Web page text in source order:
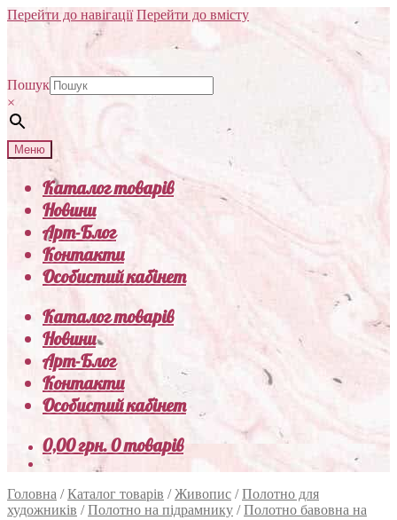
Перейти до навігації Перейти до вмісту
Пошук
×
Меню
Каталог товарів
Новини
Арт-Блог
Контакти
Особистий кабінет
Каталог товарів
Новини
Арт-Блог
Контакти
Особистий кабінет
0,00грн.0 товарів
Головна /Каталог товарів /Живопис /Полотно для
художників /Полотно на підрамнику /Полотно бавовна на